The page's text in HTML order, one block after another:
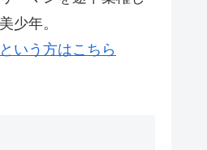
少年。
いう方はこちら